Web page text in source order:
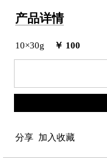
产品详情
10×30g ￥ 100
分享 加入收藏